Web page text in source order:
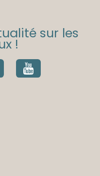
sur les
!